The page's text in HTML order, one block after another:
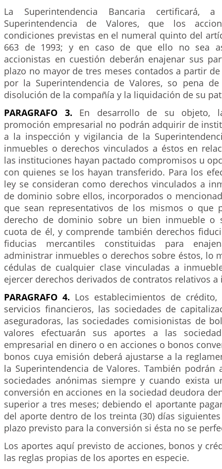
La Superintendencia Bancaria certificará,
Superintendencia de Valores, que los
condiciones previstas en el numeral quinto del
663 de 1993; y en caso de que ello no sea
accionistas en cuestión deberán enajenar sus
plazo no mayor de tres meses contados a partir
por la Superintendencia de Valores, so pena
disolución de la compañía y la liquidación de su
PARAGRAFO 3. En desarrollo de su objeto,
promoción empresarial no podrán adquirir de
a la inspección y vigilancia de la
inmuebles o derechos vinculados a éstos en
las instituciones hayan pactado compromisos u
con quienes se los hayan transferido. Para los
ley se consideran como derechos vinculados a
de dominio sobre ellos, incorporados o
que sean representativos de los mismos o que
derecho de dominio sobre un bien inmueble o
cuota de él, y comprende también derechos
fiducias mercantiles constituidas para
administrar inmuebles o derechos sobre éstos, lo
cédulas de cualquier clase vinculadas a
ejercer derechos derivados de contratos relativos a
PARAGRAFO 4. Los establecimientos de
servicios financieros, las sociedades de
aseguradoras, las sociedades comisionistas de
valores efectuarán sus aportes a las
empresarial en dinero o en acciones o bonos
bonos cuya emisión deberá ajustarse a la
la Superintendencia de Valores. También podrán
sociedades anónimas siempre y cuando exista
conversión en acciones en la sociedad deudora
superior a tres meses; debiendo el aportante
del aporte dentro de los treinta (30) días
plazo previsto para la conversión si ésta no se
Los aportes aquí previsto de acciones, bonos y
las reglas propias de los aportes en especie.